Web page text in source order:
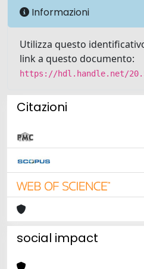
Informazioni
Utilizza questo
link a questo documento:
https://hdl.handle.net/
Citazioni
social impact